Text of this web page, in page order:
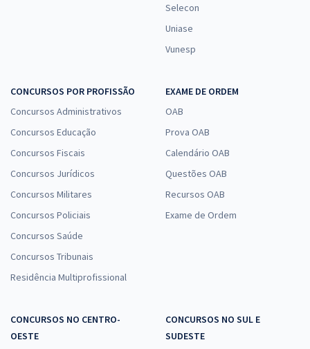
Selecon
Uniase
Vunesp
CONCURSOS POR PROFISSÃO
Concursos Administrativos
Concursos Educação
Concursos Fiscais
Concursos Jurídicos
Concursos Militares
Concursos Policiais
Concursos Saúde
Concursos Tribunais
Residência Multiprofissional
EXAME DE ORDEM
OAB
Prova OAB
Calendário OAB
Questões OAB
Recursos OAB
Exame de Ordem
CONCURSOS NO CENTRO-
OESTE
CONCURSOS NO SUL E
SUDESTE